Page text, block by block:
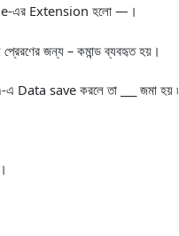
এর Extension হলো —।
প্রেরণের জন্য – কমান্ড ব্যবহৃত হয়।
save করলে তা ___ জমা হয় ৷